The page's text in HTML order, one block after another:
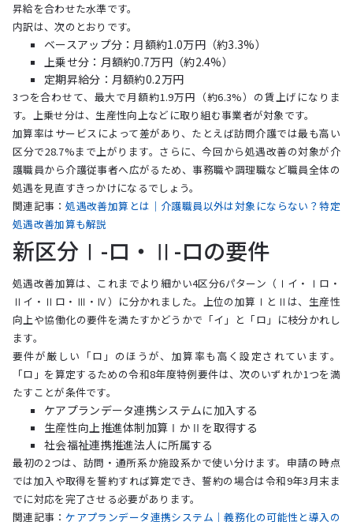
昇給を合わせた水準です。
内訳は、次のとおりです。
ベースアップ分：月額約1.0万円（約3.3%）
上乗せ分：月額約0.7万円（約2.4%）
定期昇給分：月額約0.2万円
3つを合わせて、最大で月額約1.9万円（約6.3%）の賃上げになりま
す。上乗せ分は、生産性向上などに取り組む事業者が対象です。
加算率はサービスによって差があり、たとえば訪問介護では最も高い
区分で28.7%まで上がります。さらに、今回から処遇改善の対象が介
護職員から介護従事者へ広がるため、事務職や調理職など職員全体の
処遇を見直すきっかけになるでしょう。
関連記事：処遇改善加算とは｜介護職員以外は対象にならない？特定
処遇改善加算も解説
新区分Ⅰ-ロ・Ⅱ-ロの要件
処遇改善加算は、これまでより細かい4区分6パターン（Ⅰイ・Ⅰロ・
Ⅱイ・Ⅱロ・Ⅲ・Ⅳ）に分かれました。上位の加算ⅠとⅡは、生産性
向上や協働化の要件を満たすかどうかで「イ」と「ロ」に枝分かれし
ます。
要件が厳しい「ロ」のほうが、加算率も高く設定されています。
「ロ」を算定するための令和8年度特例要件は、次のいずれか1つを満
たすことが条件です。
ケアプランデータ連携システムに加入する
生産性向上推進体制加算ⅠかⅡを取得する
社会福祉連携推進法人に所属する
最初の2つは、訪問・通所系か施設系かで使い分けます。申請の時点
では加入や取得を誓約すれば算定でき、誓約の場合は令和9年3月末ま
でに対応を完了させる必要があります。
関連記事：ケアプランデータ連携システム｜義務化の可能性と導入の